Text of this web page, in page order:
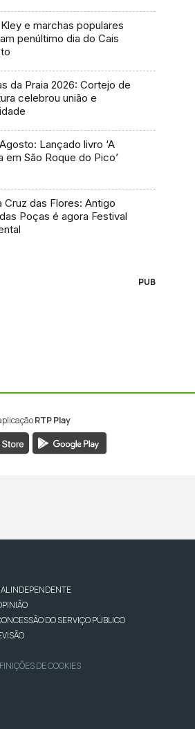
e marchas populares
penúltimo dia do Cais
da Praia 2026: Cortejo de
celebrou união e
Lançado livro ‘A
em São Roque do Pico’
Cruz das Flores: Antigo
Poças é agora Festival
PUB
RTP Play
INDEPENDENTE
DO SERVIÇO PÚBLICO
DE COOKIES